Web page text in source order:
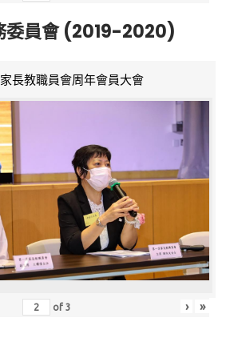
委員會 (2019-2020)
長教職員會周年會員大會
of3 › »